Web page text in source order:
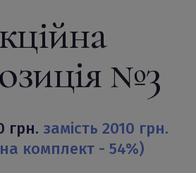
№3
грн. замість 2010 грн.
комплект - 54%)